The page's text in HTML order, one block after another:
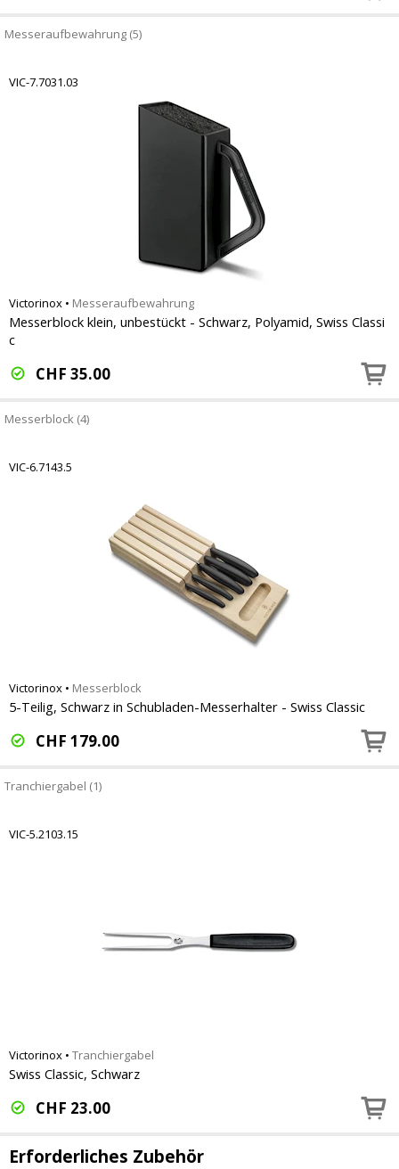
Messeraufbewahrung (5)
VIC-7.7031.03
Victorinox • Messeraufbewahrung
Messerblock klein, unbestückt - Schwarz, Polyamid, Swiss Classi
c
CHF 35.00
Messerblock (4)
VIC-6.7143.5
Victorinox • Messerblock
5-Teilig, Schwarz in Schubladen-Messerhalter - Swiss Classic
CHF 179.00
Tranchiergabel (1)
VIC-5.2103.15
Victorinox • Tranchiergabel
Swiss Classic, Schwarz
CHF 23.00
Erforderliches Zubehör